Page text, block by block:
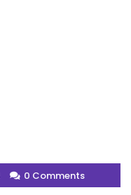
0 Comments